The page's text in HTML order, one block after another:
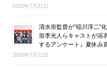
2026年7月22日
清水崇監督が“稲川淳二”
垣李光人らキャストが浴
するアンケート』夏休み
2026年7月22日